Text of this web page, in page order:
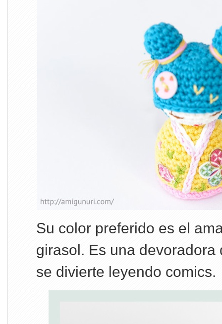
Su color preferido es el
girasol. Es una devoradora
se divierte leyendo comics.